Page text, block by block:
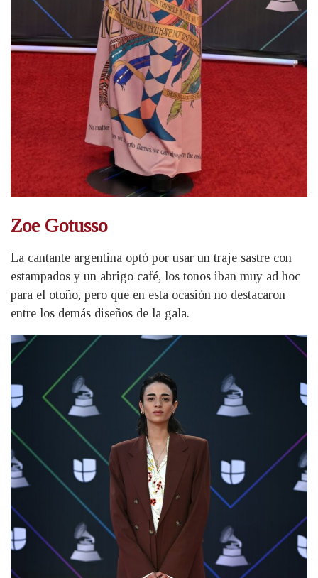
Zoe Gotusso
La cantante argentina optó por usar un traje sastre con
estampados y un abrigo café, los tonos iban muy ad hoc
para el otoño, pero que en esta ocasión no destacaron
entre los demás diseños de la gala.